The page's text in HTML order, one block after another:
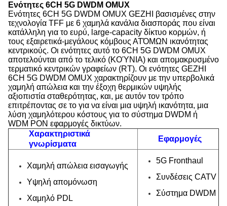
Ενότητες 6CH 5G DWDM OMUX
Ενότητες 6CH 5G DWDM OMUX GEZHI βασισμένες στην
τεχνολογία TFF με 6 χαμηλά κανάλια διασποράς που είναι
κατάλληλη για το ευρύ, large-capacity δίκτυο κορμών, ή
τους εξαιρετικά-μεγάλους κόμβους ΑΤΌΜΩΝ ικανότητας
κεντρικούς. Οι ενότητες αυτό το 6CH 5G DWDM OMUX
αποτελούνται από το τελικό (ΚΟΎΝΙΑ) και απομακρυσμένο
τερματικό κεντρικών γραφείων (RT). Οι ενότητες GEZHI
6CH 5G DWDM OMUX χαρακτηρίζουν με την υπερβολικά
χαμηλή απώλεια και την έξοχη θερμικών υψηλής
αξιοπιστία σταθερότητας, και, με αυτόν τον τρόπο
επιτρέποντας σε το για να είναι μια υψηλή ικανότητα, μια
λύση χαμηλότερου κόστους για το σύστημα DWDM ή
WDM PON εφαρμογές δικτύων.
Χαρακτηριστικά
γνωρίσματα
Εφαρμογές
Χαμηλή απώλεια εισαγωγής
Υψηλή απομόνωση
Χαμηλό PDL
5G Fronthaul
Συνδέσεις CATV
Σύστημα DWDM